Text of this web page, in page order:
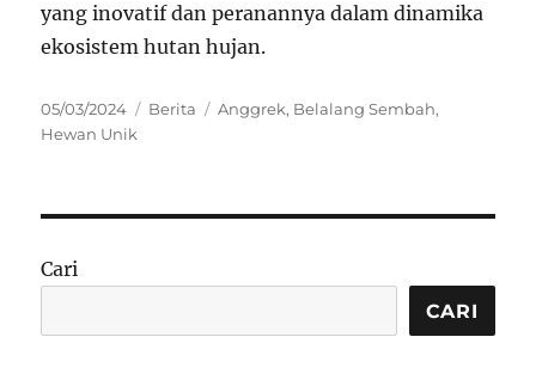
yang inovatif dan peranannya dalam dinamika
ekosistem hutan hujan.
Posted
on
05/03/2024 Categories
Berita Tags
Anggrek, Belalang Sembah,
Hewan Unik
Cari
CARI